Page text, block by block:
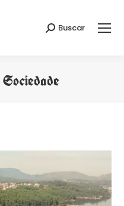
Search:
Buscar
Sociedade